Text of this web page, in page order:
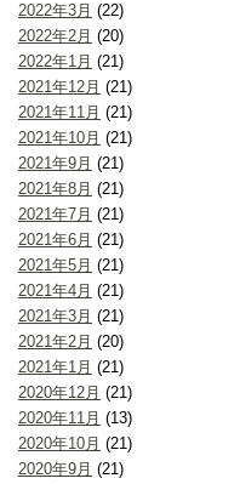
2022年3月 (22)
2022年2月 (20)
2022年1月 (21)
2021年12月 (21)
2021年11月 (21)
2021年10月 (21)
2021年9月 (21)
2021年8月 (21)
2021年7月 (21)
2021年6月 (21)
2021年5月 (21)
2021年4月 (21)
2021年3月 (21)
2021年2月 (20)
2021年1月 (21)
2020年12月 (21)
2020年11月 (13)
2020年10月 (21)
2020年9月 (21)